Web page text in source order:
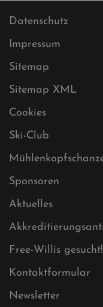
Datenschutz
Impressum
Sitemap
Sitemap XML
Cookies
Ski-Club
Mühlenkopfschanze
Sponsoren
Aktuelles